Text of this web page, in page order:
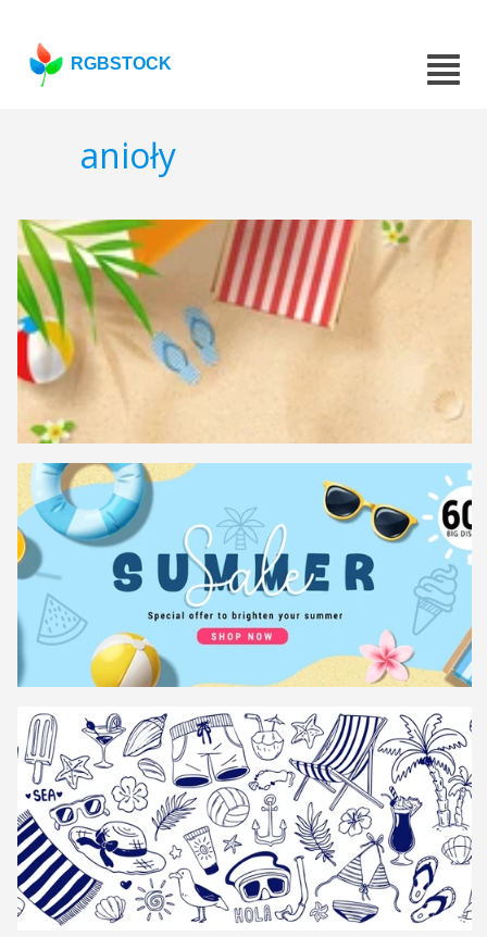
RGBSTOCK
anioły